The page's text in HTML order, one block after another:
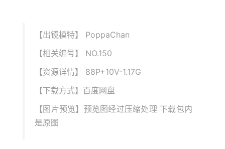
【出镜模特】 PoppaChan
【相关编号】 NO.150
【资源详情】 88P+10V-1.17G
【下载方式】百度网盘
【图片预览】预览图经过压缩处理 下载包内
是原图